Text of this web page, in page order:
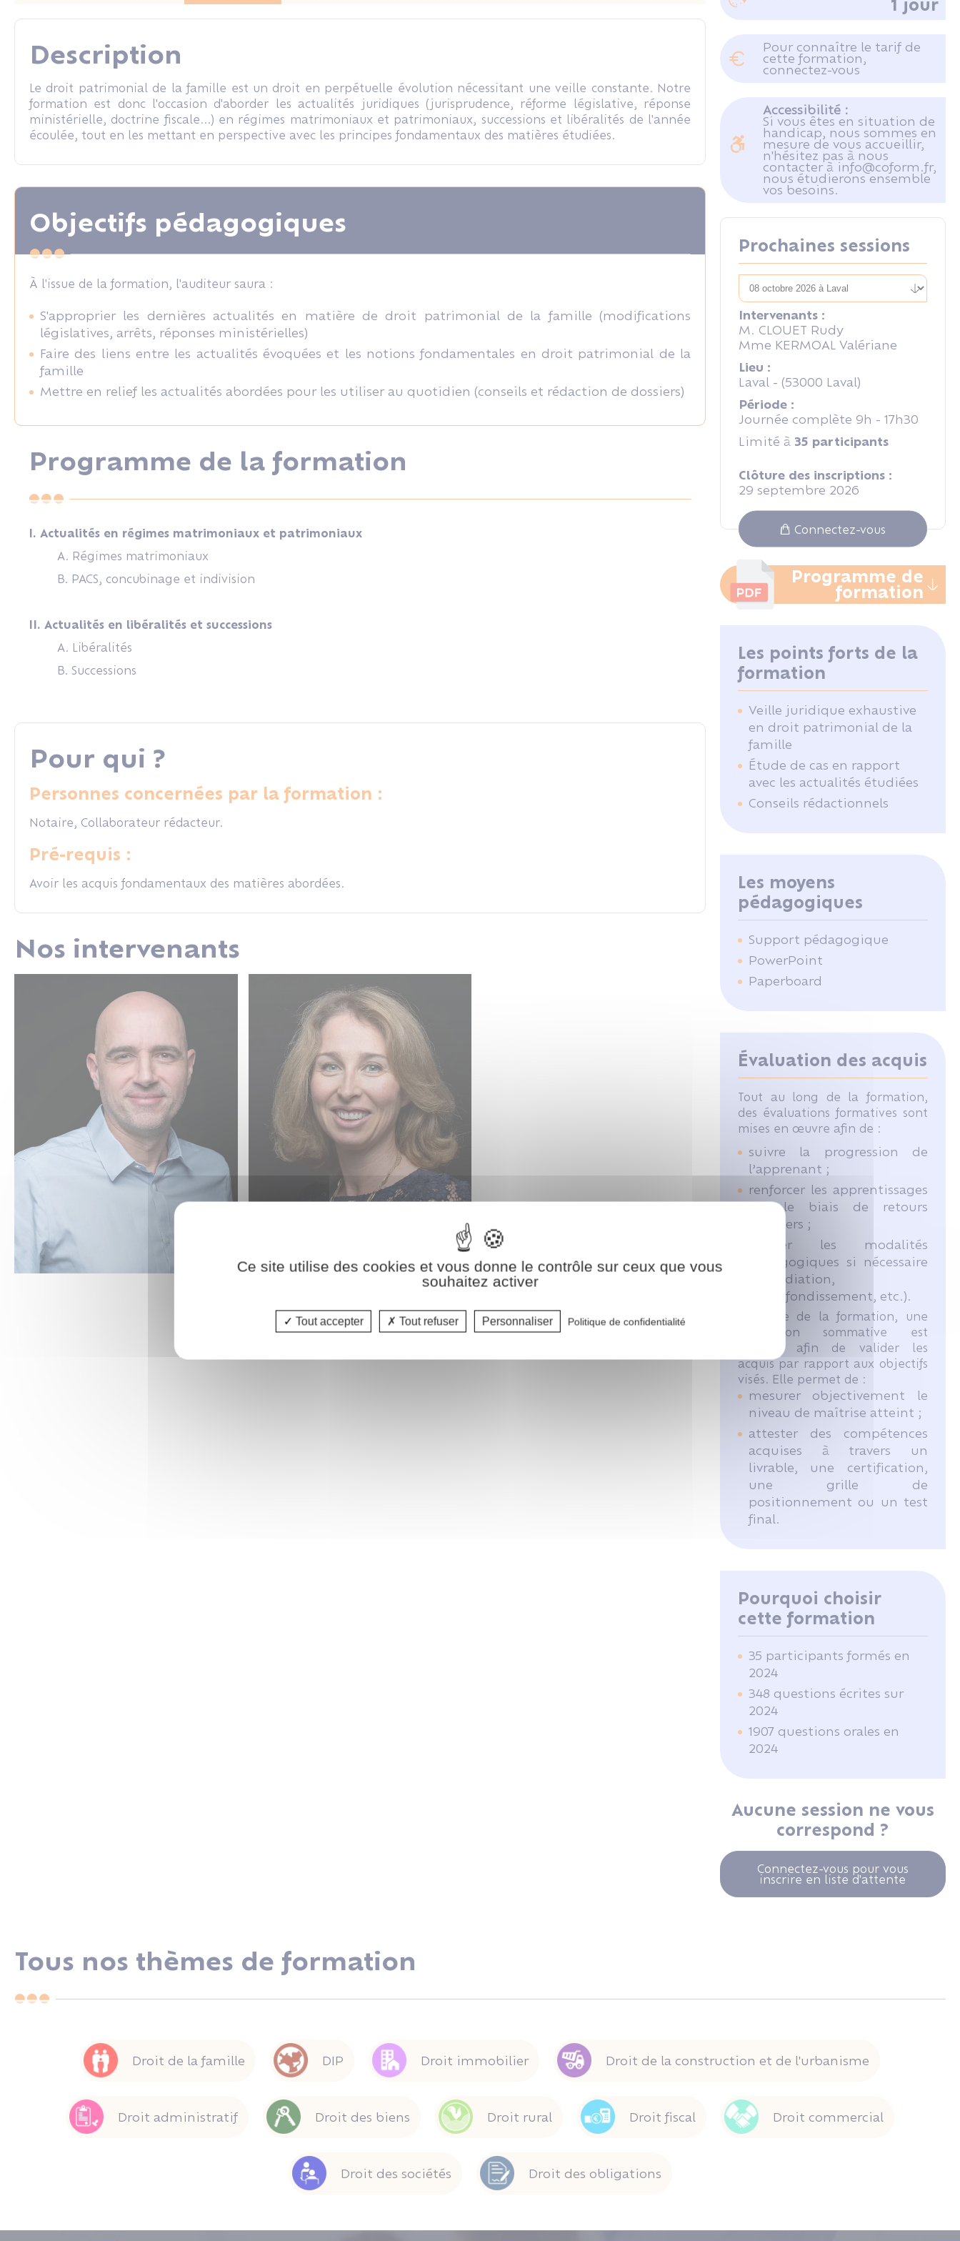
Droit rural
Droit rural
Description
Le droit patrimonial de la famille est un droit en perpétuelle évolution nécessitant une veille constante. Notre
formation est donc l'occasion d'aborder les actualités juridiques (jurisprudence, réforme législative, réponse
ministérielle, doctrine fiscale...) en régimes matrimoniaux et patrimoniaux, successions et libéralités de l'année
écoulée, tout en les mettant en perspective avec les principes fondamentaux des matières étudiées.
Objectifs pédagogiques
À l'issue de la formation, l'auditeur saura :
S'approprier les dernières actualités en matière de droit patrimonial de la famille (modifications
législatives, arrêts, réponses ministérielles)
Faire des liens entre les actualités évoquées et les notions fondamentales en droit patrimonial de la
famille
Mettre en relief les actualités abordées pour les utiliser au quotidien (conseils et rédaction de dossiers)
Programme de la formation
I. Actualités en régimes matrimoniaux et patrimoniaux
A. Régimes matrimoniaux
B. PACS, concubinage et indivision
II. Actualités en libéralités et successions
A. Libéralités
B. Successions
Pour qui ?
Personnes concernées par la formation :
Notaire, Collaborateur rédacteur.
Pré-requis :
Avoir les acquis fondamentaux des matières abordées.
Nos intervenants
Juriste consultant au CRIDON
Mme KERMOAL
Valériane
Juriste consultant au CRIDON
1 jour
Pour connaître le tarif de
cette formation,
connectez-vous
Accessibilité :
Si vous êtes en situation de
handicap, nous sommes en
mesure de vous accueillir,
n'hésitez pas à nous
contacter à info@coform.fr,
nous étudierons ensemble
vos besoins.
Prochaines sessions
Intervenants :
M. CLOUET Rudy
Mme KERMOAL Valériane
Lieu :
Laval - (53000 Laval)
Période :
Journée complète 9h - 17h30
Limité à 35 participants
Clôture des inscriptions :
29 septembre 2026
Connectez-vous
Programme de
formation
Les points forts de la
formation
Veille juridique exhaustive
en droit patrimonial de la
famille
Étude de cas en rapport
avec les actualités étudiées
Conseils rédactionnels
Les moyens
pédagogiques
Support pédagogique
PowerPoint
Paperboard
Évaluation des acquis
Tout au long de la formation,
des évaluations formatives sont
mises en œuvre afin de :
suivre la progression de
l’apprenant ;
renforcer les apprentissages
par le biais de retours
réguliers ;
ajuster les modalités
pédagogiques si nécessaire
(remédiation,
approfondissement, etc.).
À l’issue de la formation, une
évaluation sommative est
réalisée afin de valider les
acquis par rapport aux objectifs
visés. Elle permet de :
mesurer objectivement le
niveau de maîtrise atteint ;
attester des compétences
acquises à travers un
livrable, une certification,
une grille de
positionnement ou un test
final.
Pourquoi choisir
cette formation
35 participants formés en
2024
348 questions écrites sur
2024
1907 questions orales en
2024
Aucune session ne vous
correspond ?
Connectez-vous pour vous
inscrire en liste d'attente
Tous nos thèmes de formation
Droit de la famille DIP Droit immobilier Droit de la construction et de l'urbanisme
Droit administratif Droit des biens Droit rural Droit fiscal Droit commercial
Droit des sociétés Droit des obligations
Ce site utilise des cookies et vous donne le contrôle sur ceux que vous
souhaitez activer
Tout accepter Tout refuser Personnaliser Politique de confidentialité